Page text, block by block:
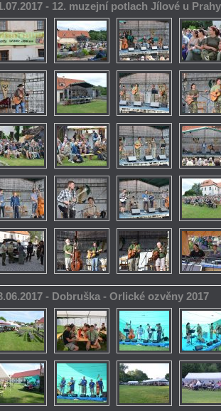
- 12. muzejní potlach Jílové u Prahy
- Dobruška - Orlické ozvěny 2017